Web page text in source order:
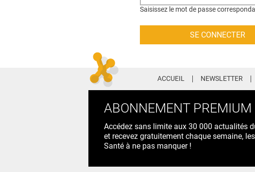
Saisissez le mot de passe
ACCUEIL NEWSLETTER
ABONNEMENT PREMIUM
Accédez sans limite aux 30 000 actualités
et recevez gratuitement chaque semaine,
Santé à ne pas manquer !